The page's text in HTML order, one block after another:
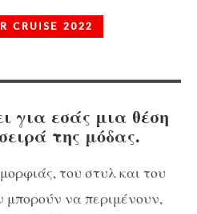
CRUISE 2022
για εσάς μια θέση
της μόδας.
του στυλ και του
μπορούν να περιμένουν,